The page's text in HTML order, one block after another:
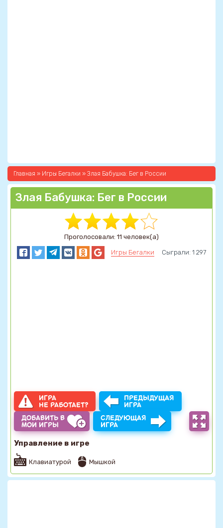
Главная » Игры Бегалки » Злая Бабушка: Бег в России
Злая Бабушка: Бег в России
Проголосовали: 11 человек(а)
Игры Бегалки Сыграли: 1 297
ИГРА
НЕ РАБОТАЕТ?
ПРЕДЫДУЩАЯ
ИГРА
ДОБАВИТЬ В
МОИ ИГРЫ
СЛЕДУЮЩАЯ
ИГРА
Управление в игре
Клавиатурой Мышкой